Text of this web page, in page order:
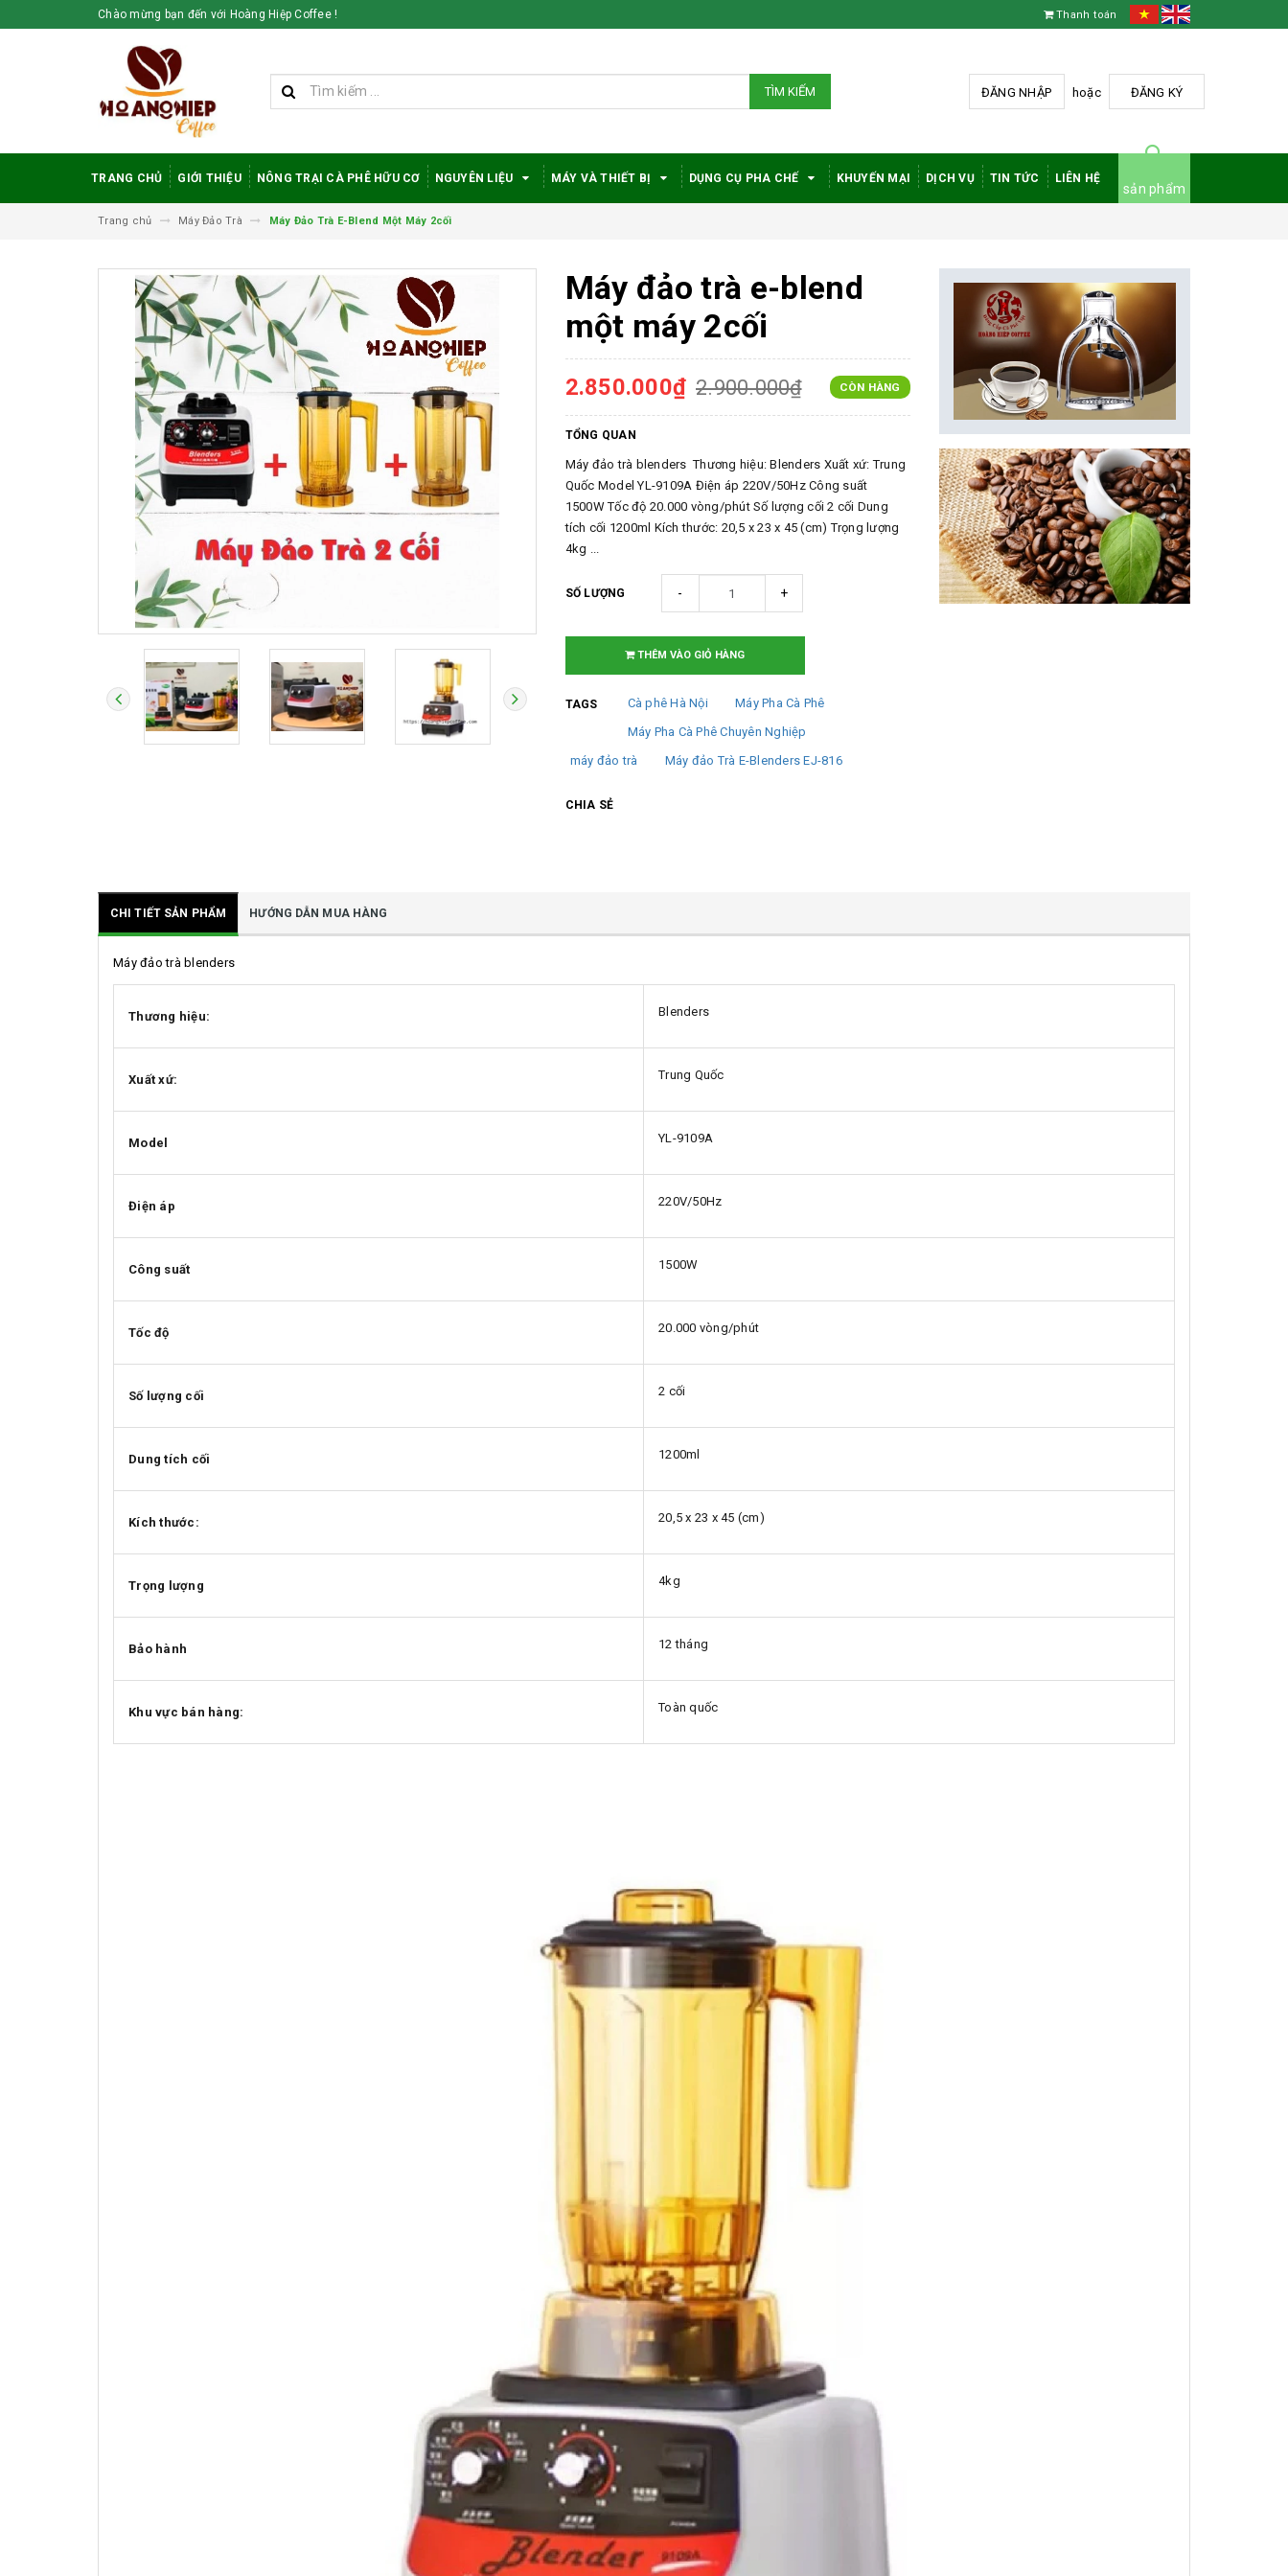
Chào mừng bạn đến với Hoàng Hiệp Coffee ! Thanh toán
TÌM KIẾM ĐĂNG NHẬP hoặc ĐĂNG KÝ
TRANG CHỦ GIỚI THIỆU NÔNG TRẠI CÀ PHÊ HỮU CƠ NGUYÊN LIỆU MÁY VÀ THIẾT BỊ DỤNG CỤ PHA CHẾ KHUYẾN MẠI DỊCH VỤ TIN TỨC LIÊN HỆ
sản phẩm
Trang chủ Máy Đảo Trà Máy Đảo Trà E-Blend Một Máy 2cối
Máy đảo trà e-blend
một máy 2cối
2.850.000₫ 2.900.000₫ CÒN HÀNG
TỔNG QUAN
Máy đảo trà blenders Thương hiệu: Blenders Xuất xứ: Trung
Quốc Model YL-9109A Điện áp 220V/50Hz Công suất
1500W Tốc độ 20.000 vòng/phút Số lượng cối 2 cối Dung
tích cối 1200ml Kích thước: 20,5 x 23 x 45 (cm) Trọng lượng
4kg ...
SỐ LƯỢNG - +
THÊM VÀO GIỎ HÀNG
TAGS Cà phê Hà Nội
Máy Pha Cà Phê
Máy Pha Cà Phê Chuyên Nghiệp
máy đảo trà
Máy đảo Trà E-Blenders EJ-816
CHIA SẺ
CHI TIẾT SẢN PHẨM HƯỚNG DẪN MUA HÀNG
Máy đảo trà blenders
Thương hiệu: Blenders
Xuất xứ: Trung Quốc
Model YL-9109A
Điện áp 220V/50Hz
Công suất 1500W
Tốc độ 20.000 vòng/phút
Số lượng cối 2 cối
Dung tích cối 1200ml
Kích thước: 20,5 x 23 x 45 (cm)
Trọng lượng 4kg
Bảo hành 12 tháng
Khu vực bán hàng: Toàn quốc